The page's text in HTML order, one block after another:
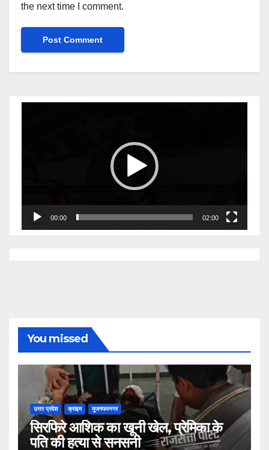
the next time I comment.
00:00 02:00
You missed
उत्तर प्रदेश क्राइम मुजफ्फरनगर
सिरफिरे आशिक का खूनी खेल, प्रेमिका के
पति की हत्या से सनसनी